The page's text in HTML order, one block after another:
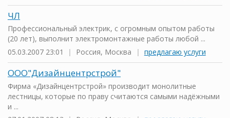
ЧЛ
Профессиональный электрик, с огромным опытом работы
(20 лет), выполнит электромонтажные работы любой ...
05.03.2007 23:01
| Россия, Москва | предлагаю услуги
ООО"Дизайнцентрстрой"
Фирма «Дизайнцентрстрой» производит монолитные
лестницы, которые по праву считаются самыми надёжными
и ...